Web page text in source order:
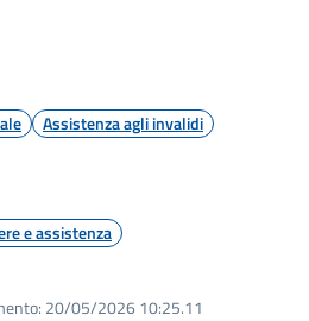
Assistenza agli invalidi
e assistenza
20/05/2026 10:25.11